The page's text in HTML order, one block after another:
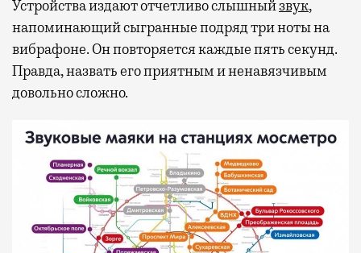
Устройства издают отчетливо слышныйзвук,
напоминающий сыгранные подряд три ноты на
вибрафоне. Он повторяется каждые пять секунд.
Правда, назвать его приятным и ненавязчивым
довольно сложно.